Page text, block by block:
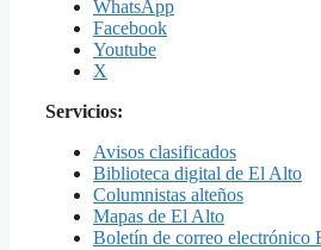
WhatsApp
Facebook
Youtube
X
Servicios:
Avisos clasificados
Biblioteca digital de El Alto
Columnistas alteños
Mapas de El Alto
Boletín de correo electrónico